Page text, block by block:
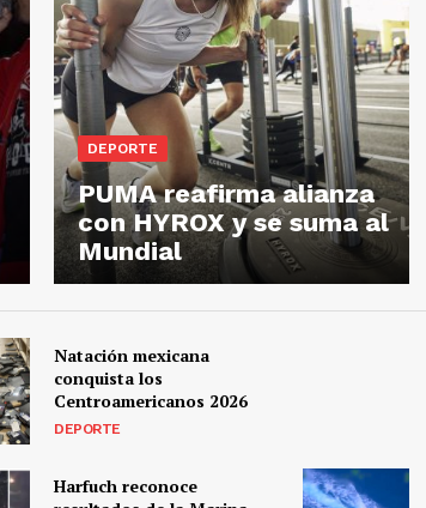
DEPORTE
PUMA reafirma alianza
con HYROX y se suma al
Mundial
Natación mexicana
conquista los
Centroamericanos 2026
DEPORTE
Harfuch reconoce